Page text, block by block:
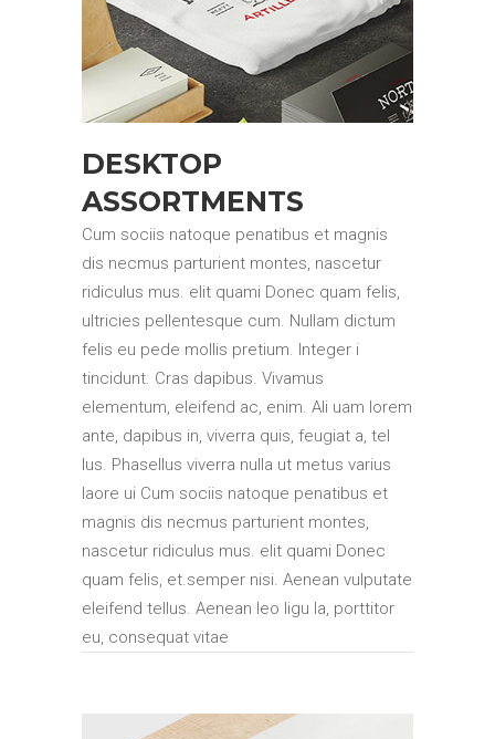
DESKTOP
ASSORTMENTS
Cum sociis natoque penatibus et magnis
dis necmus parturient montes, nascetur
ridiculus mus. elit quami Donec quam felis,
ultricies pellentesque cum. Nullam dictum
felis eu pede mollis pretium. Integer i
tincidunt. Cras dapibus. Vivamus
elementum, eleifend ac, enim. Ali uam lorem
ante, dapibus in, viverra quis, feugiat a, tel
lus. Phasellus viverra nulla ut metus varius
laore ui Cum sociis natoque penatibus et
magnis dis necmus parturient montes,
nascetur ridiculus mus. elit quami Donec
quam felis, et.semper nisi. Aenean vulputate
eleifend tellus. Aenean leo ligu la, porttitor
eu, consequat vitae